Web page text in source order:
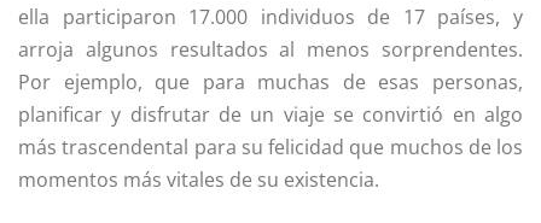
ella participaron 17.000 individuos de 17 países, y
arroja algunos resultados al menos sorprendentes.
Por ejemplo, que para muchas de esas personas,
planificar y disfrutar de un viaje se convirtió en algo
más trascendental para su felicidad que muchos de los
momentos más vitales de su existencia.